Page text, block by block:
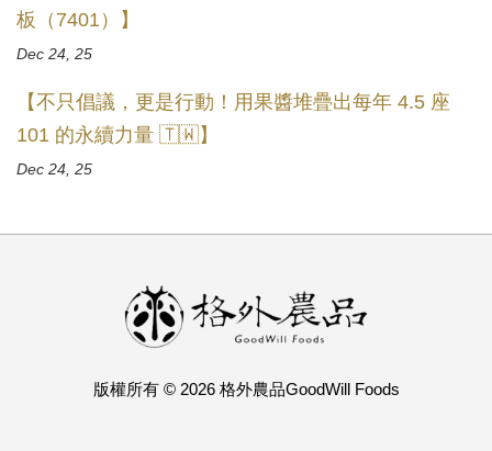
板（7401）】
Dec 24, 25
【不只倡議，更是行動！用果醬堆疊出每年 4.5 座
101 的永續力量 🇹🇼】
Dec 24, 25
版權所有 © 2026 格外農品GoodWill Foods